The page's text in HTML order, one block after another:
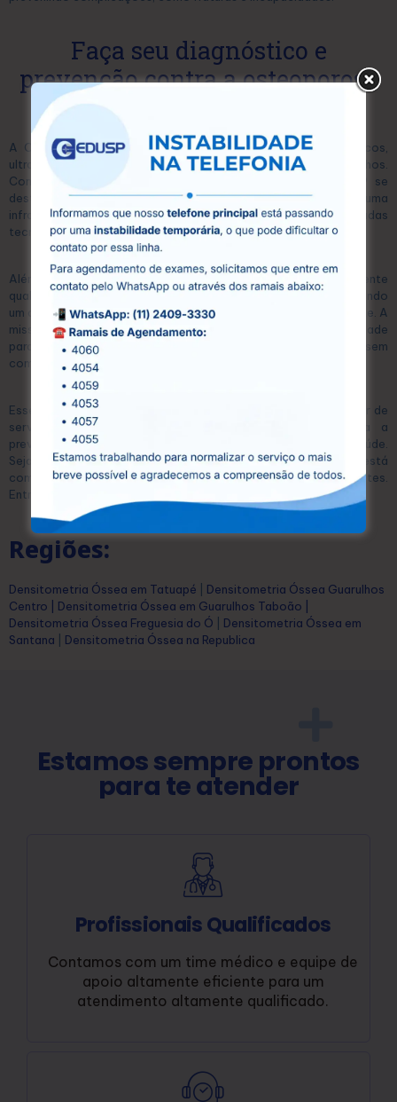
Faça seu diagnóstico e
prevenção contra a osteoporose
A CEDUSP é um centro especializado em exames diagnósticos,
ultrassonografias e exames laboratoriais, localizado em Guarulhos.
Com mais de 15 anos de atuação no mercado, a CEDUSP se
destaca pela excelência em seus serviços, oferecendo uma
infraestrutura moderna e equipada com as mais avançadas
tecnologias.
Além disso, conta com uma equipe de profissionais altamente
qualificados, que atuam com compromisso e dedicação, garantindo
um atendimento humanizado e personalizado para cada paciente. A
missão da CEDUSP é proporcionar acesso à saúde de qualidade
para toda a comunidade, oferecendo preços acessíveis sem
comprometer a eficiência e a precisão dos exames.
Esse equilíbrio permite que qualquer pessoa possa se beneficiar de
serviços diagnósticos de alta qualidade, essenciais para a
prevenção e o tratamento eficaz de diversas condições de saúde.
Seja para exames laboratoriais ou ultrassonografias, a CEDUSP está
comprometida com a saúde e o bem-estar dos seus pacientes.
Entre em contato conosco hoje mesmo e agende seu exame!
Regiões:
Densitometria Óssea em Tatuapé
Densitometria Óssea Guarulhos
Centro
Densitometria Óssea em Guarulhos Taboão
Densitometria Óssea Freguesia do Ó
Densitometria Óssea em
Santana
Densitometria Óssea na Republica
Estamos sempre prontos
para te atender
Profissionais Qualificados
Contamos com um time médico e equipe de
apoio altamente eficiente para um
atendimento altamente qualificado.